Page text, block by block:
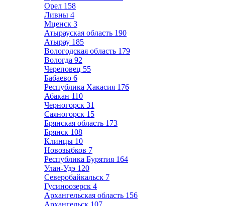
Орел 158
Ливны 4
Мценск 3
Атырауская область 190
Атырау 185
Вологодская область 179
Вологда 92
Череповец 55
Бабаево 6
Республика Хакасия 176
Абакан 110
Черногорск 31
Саяногорск 15
Брянская область 173
Брянск 108
Клинцы 10
Новозыбков 7
Республика Бурятия 164
Улан-Удэ 120
Северобайкальск 7
Гусиноозерск 4
Архангельская область 156
Архангельск 107